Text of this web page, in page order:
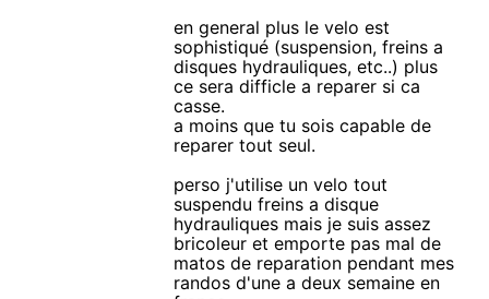
en general plus le velo est
sophistiqué (suspension, freins a
disques hydrauliques, etc..) plus
ce sera difficle a reparer si ca
casse.
a moins que tu sois capable de
reparer tout seul.
perso j'utilise un velo tout
suspendu freins a disque
hydrauliques mais je suis assez
bricoleur et emporte pas mal de
matos de reparation pendant mes
randos d'une a deux semaine en